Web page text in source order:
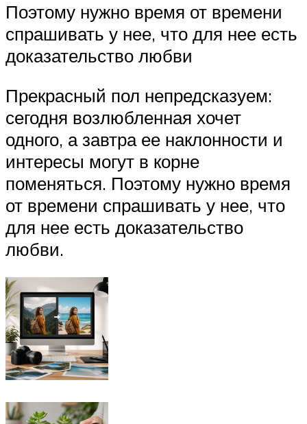
Поэтому нужно время от времени
спрашивать у нее, что для нее есть
доказательство любви
Прекрасный пол непредсказуем:
сегодня возлюбленная хочет
одного, а завтра ее наклонности и
интересы могут в корне
поменяться. Поэтому нужно время
от времени спрашивать у нее, что
для нее есть доказательство
любви.